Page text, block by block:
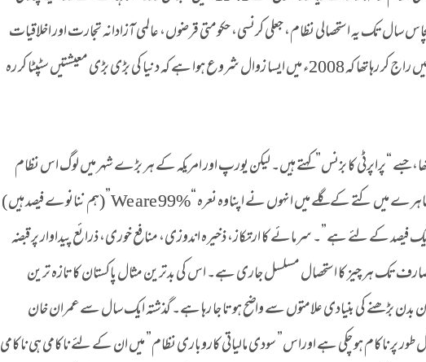
سال تک یہ استحصالی نظام، جعلی کرنسی، حکومتی قرضوں، عالمی آزادانہ تجارت اور اخلاقیات
سے عاری “کارپوریٹ کلچر” کے بل بوتے پر دنیا میں راج کر رہاتھا کہ 2008ء میں ایسا زوال شروع ہوا ہے کہ دنیا کی بڑی بڑی معیشتیں سٹپٹا کر رہ
جسے “پراپرٹی کا بزنس” کہتے ہیں۔ لیکن یورپ اور امریکہ کے ہر بڑے شہر میں لوگ اس نظام
کے خلاف سڑکوں پر نکل آئے، نیویارک کے مظاہرے میں کتے کے گلے میں انہوں نے اپناوہ نعرہ “We are 99%”(ہم ننانوے فیصد ہیں )
فیصد کے لئے ہے”۔ سرمائے کا ارتکاز، ذخیرہ اندوزی، منافع خوری، ذرائع پیداوار پر قبضہ
تک ہر چیز کا استحصال مسلسل جاری ہے۔ اس کی بدترین مثال پاکستان کا تازہ ترین
بدن بڑھنے کی بنیادی علامتوں سے واضح ہو تا جا رہا ہے۔ گذشتہ ایک سال سے عمران خان
پر ناکام ہو چکی ہے اوراس” سودی مالیاتی کاروباری نظام” میں ان کے لئے ناکامی ہی ناکامی